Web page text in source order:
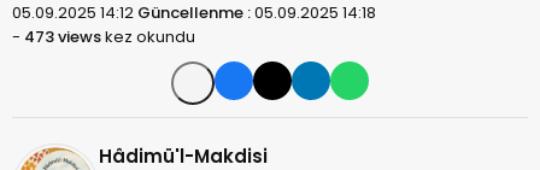
05.09.2025 14:12 Güncellenme :05.09.2025 14:18
- 473 viewskez okundu
Hâdimü'l-Makdisi